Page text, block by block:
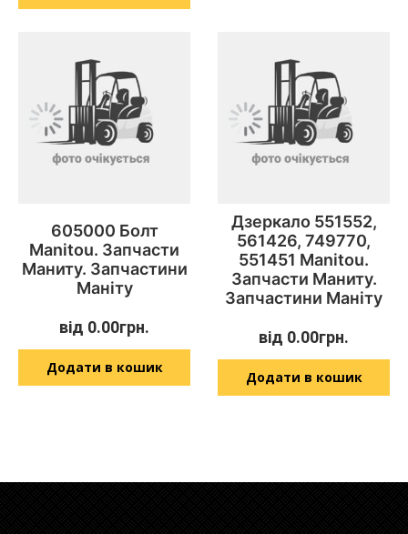
605000 Болт
Manitou. Запчасти
Маниту. Запчастини
Маніту
від 0.00грн.
Додати в кошик
Дзеркало 551552,
561426, 749770,
551451 Manitou.
Запчасти Маниту.
Запчастини Маніту
від 0.00грн.
Додати в кошик